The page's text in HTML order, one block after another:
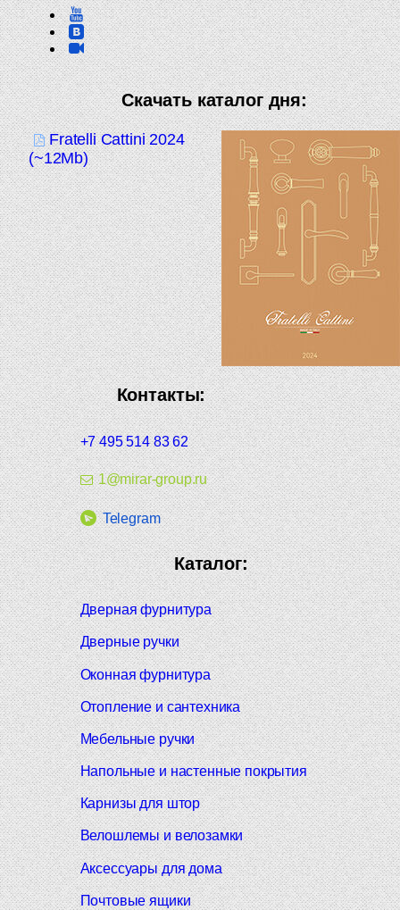
Скачать каталог дня:
Fratelli Cattini 2024
(~12Mb)
Контакты:
+7 495 514 83 62
1@mirar-group.ru
Telegram
Каталог:
Дверная фурнитура
Дверные ручки
Оконная фурнитура
Отопление и сантехника
Мебельные ручки
Напольные и настенные покрытия
Карнизы для штор
Велошлемы и велозамки
Аксессуары для дома
Почтовые ящики